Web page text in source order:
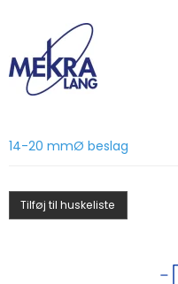
14­-20 mmØ beslag
Tilføj til huskeliste